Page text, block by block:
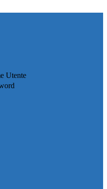
Utente